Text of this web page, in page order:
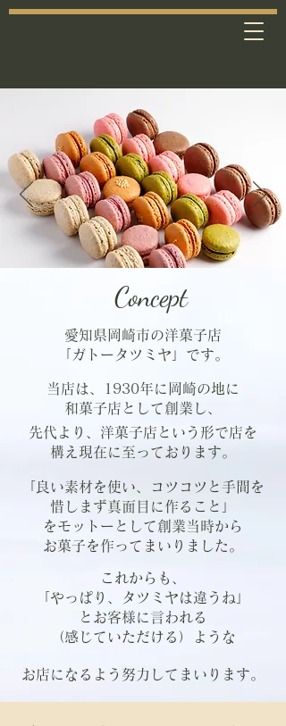
Concept
愛知県岡崎市の洋菓子店
「ガトータツミヤ」です。
当店は、1930年に岡崎の地に
和菓子店として創業し、
先代より、洋菓子店という形で店を
構え現在に至っております。
「良い素材を使い、コツコツと 手間を
惜しまず真面目に作ること」
をモットーとして創業当時から
お菓子を作ってまいりました。
これからも、
「やっぱり、タツミヤは違うね」
とお客様に言われる
（感じていただける）ような
お店になるよう努力してまいります。